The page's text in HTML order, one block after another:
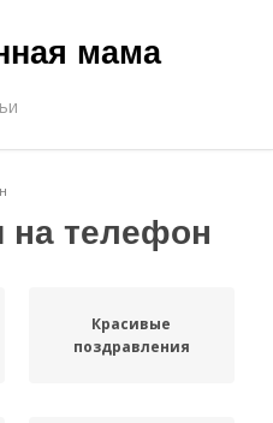
мама
на телефон
Красивые
поздравления